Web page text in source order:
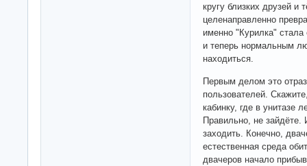
кругу близких друзей и
целенаправленно
именно "Курилка"
и теперь нормальным
находиться.
Первым делом это
пользователей.
кабинку, где в унитазе
Правильно, не
заходить. Конечно,
естественная среда
двачеров начало